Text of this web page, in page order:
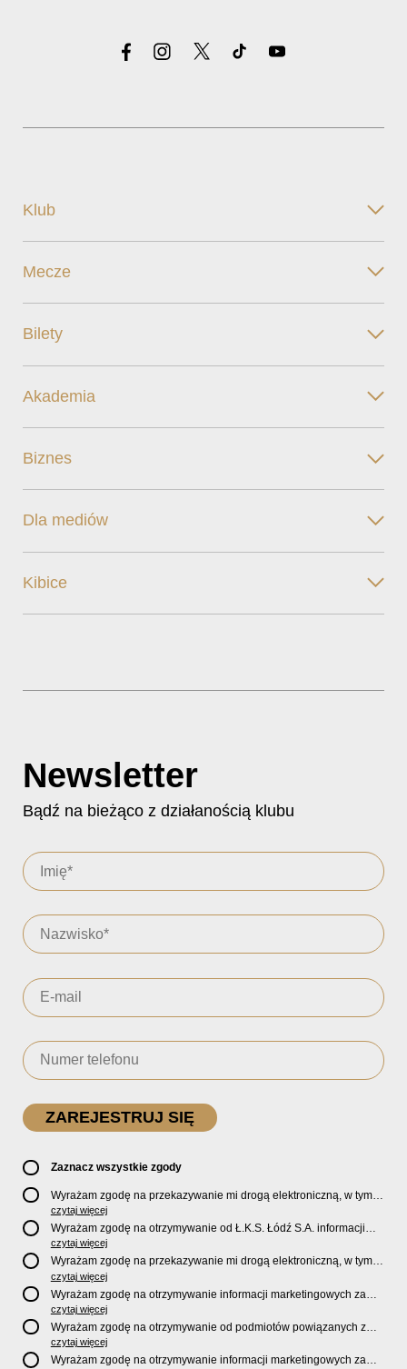
Klub
Mecze
Bilety
Akademia
Biznes
Dla mediów
Kibice
Newsletter
Bądź na bieżąco z działanością klubu
Zaznacz wszystkie zgody
Wyrażam zgodę na przekazywanie mi drogą elektroniczną, w tym
pocztą e-mail, oficjalnego newslettera oraz informacji o zniżkach,
promocjach, nowościach, biletach, karnetach, ofercie sklepu U2
Store oraz serwisu bilety.lkslodz.pl i innych produktach oraz
usługach oferowanych przez Ł.K.S. Łódź S.A.
czytaj więcej
Wyrażam zgodę na otrzymywanie od Ł.K.S. Łódź S.A. informacji
marketingowych dotyczących działalności spółki, ofert, wydarzeń i
produktów za pośrednictwem wiadomości SMS oraz połączeń
telefonicznych.
czytaj więcej
Wyrażam zgodę na przekazywanie mi drogą elektroniczną, w tym
pocztą e-mail, informacji handlowych i marketingowych o
produktach, usługach i działalnościSponsorów i PartnerówŁ.K.S.
Łódź S.A.
czytaj więcej
Wyrażam zgodę na otrzymywanie informacji marketingowych za
pośrednictwem wiadomości SMS oraz połączeń telefonicznych
odSponsorów i PartnerówŁ.K.S. Łódź S.A.
czytaj więcej
Wyrażam zgodę na otrzymywanie od podmiotów powiązanych z
Ł.K.S. Łódź S.A., tj. Fundacji ŁKS oraz Sport Catering sp. z
o.o. informacji marketingowych oraz informacji handlowych o
czytaj więcej
Wyrażam zgodę na otrzymywanie informacji marketingowych za